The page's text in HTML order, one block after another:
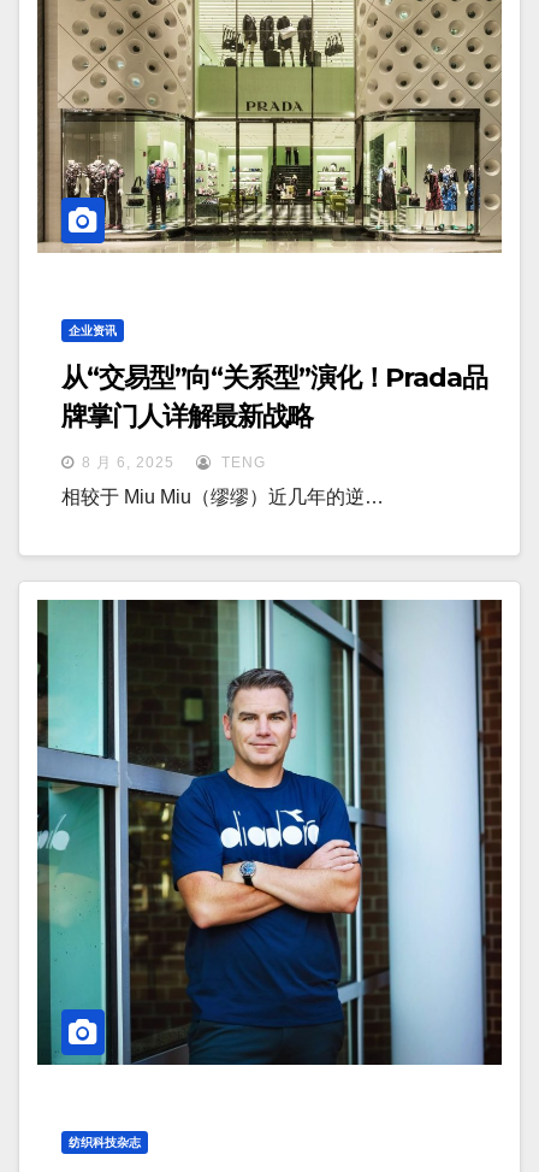
企业资讯
从“交易型”向“关系型”演化！Prada品
牌掌门人详解最新战略
8 月 6, 2025 TENG
相较于 Miu Miu（缪缪）近几年的逆…
纺织科技杂志